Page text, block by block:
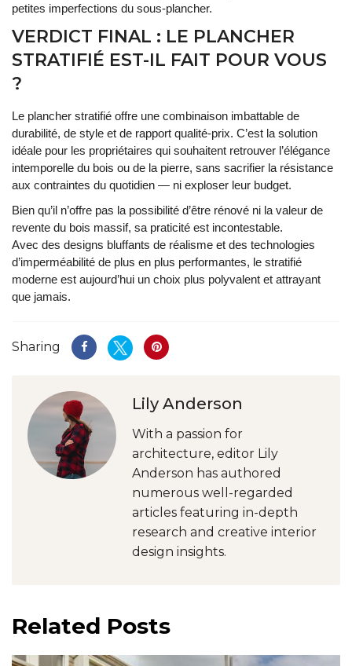
petites imperfections du sous-plancher.
VERDICT FINAL : LE PLANCHER
STRATIFIÉ EST-IL FAIT POUR VOUS
?
Le plancher stratifié offre une combinaison imbattable de
durabilité, de style et de rapport qualité-prix. C’est la solution
idéale pour les propriétaires qui souhaitent retrouver l’élégance
intemporelle du bois ou de la pierre, sans sacrifier la résistance
aux contraintes du quotidien — ni exploser leur budget.
Bien qu’il n’offre pas la possibilité d’être rénové ni la valeur de
revente du bois massif, sa praticité est incontestable.
Avec des designs bluffants de réalisme et des technologies
d’imperméabilité de plus en plus performantes, le stratifié
moderne est aujourd’hui un choix plus polyvalent et attrayant
que jamais.
Sharing
Lily Anderson
With a passion for
architecture, editor Lily
Anderson has authored
numerous well-regarded
articles featuring in-depth
research and creative interior
design insights.
Related Posts